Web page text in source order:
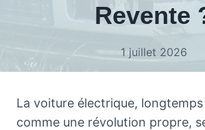
Revente
1 juillet 2026
La voiture électrique,
comme une révolution propre,